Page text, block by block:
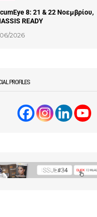
8: 21 & 22 Νοεμβρίου,
READY
2026
PROFILES